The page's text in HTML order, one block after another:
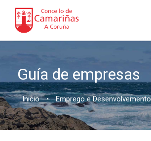
Guía de empresas
Inicio • Emprego e